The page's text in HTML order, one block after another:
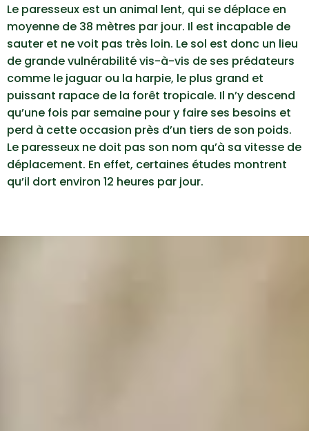
Le paresseux est un animal lent, qui se déplace en
moyenne de 38 mètres par jour. Il est incapable de
sauter et ne voit pas très loin. Le sol est donc un lieu
de grande vulnérabilité vis-à-vis de ses prédateurs
comme le jaguar ou la harpie, le plus grand et
puissant rapace de la forêt tropicale. Il n’y descend
qu’une fois par semaine pour y faire ses besoins et
perd à cette occasion près d’un tiers de son poids.
Le paresseux ne doit pas son nom qu’à sa vitesse de
déplacement. En effet, certaines études montrent
qu’il dort environ 12 heures par jour.